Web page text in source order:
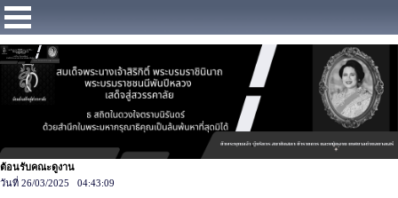
ต้อนรับคณะดูงาน
วันที่ 26/03/2025 04:43:09